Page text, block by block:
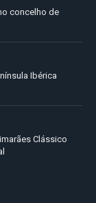
concelho de
Ibérica
Clássico